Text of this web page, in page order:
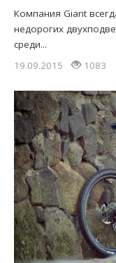
Компания Giant
недорогих
среди...
19.09.2015
1083